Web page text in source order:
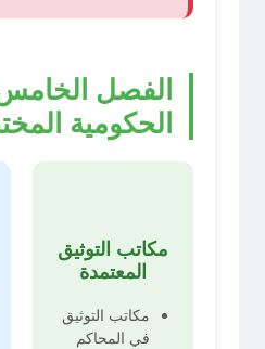
الفصل
الحكومية
مكاتب التوثيق
المعتمدة
مكاتب التوثيق
في المحاكم